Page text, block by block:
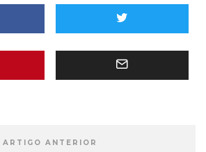
ARTIGO ANTERIOR